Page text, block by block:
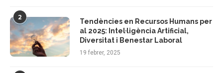
2
Tendències en Recursos Humans per
al 2025: Intel·ligència Artificial,
Diversitat i Benestar Laboral
19 febrer, 2025